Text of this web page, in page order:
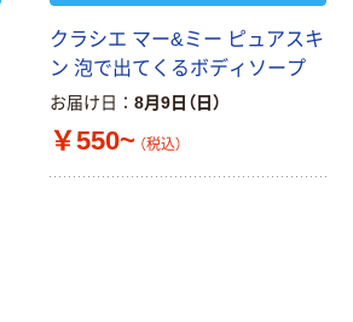
クラシエ マー&ミー ピュアスキ
ン 泡で出てくるボディソープ
お届け日 8月9日（日）
￥550~ （税込）